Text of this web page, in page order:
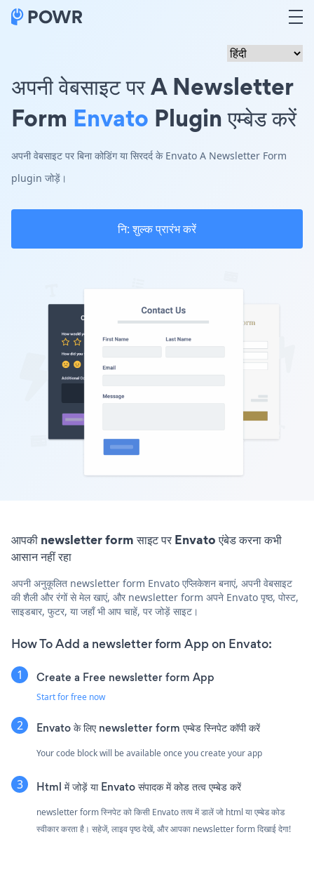
अपनी वेबसाइट पर A Newsletter
Form Envato Plugin एम्बेड करें
अपनी वेबसाइट पर बिना कोडिंग या सिरदर्द के Envato A Newsletter Form
plugin जोड़ें।
नि: शुल्क प्रारंभ करें
आपकी newsletter form साइट पर Envato एंबेड करना कभी
आसान नहीं रहा
अपनी अनुकूलित newsletter form Envato एप्लिकेशन बनाएं, अपनी वेबसाइट
की शैली और रंगों से मेल खाएं, और newsletter form अपने Envato पृष्ठ, पोस्ट,
साइडबार, फुटर, या जहाँ भी आप चाहें, पर जोड़ें साइट।
How To Add a newsletter form App on Envato:
Create a Free newsletter form App
Start for free now
Envato के लिए newsletter form एम्बेड स्निपेट कॉपी करें
Your code block will be available once you create your app
Html में जोड़ें या Envato संपादक में कोड तत्व एम्बेड करें
newsletter form स्निपेट को किसी Envato तत्व में डालें जो html या एम्बेड कोड
स्वीकार करता है। सहेजें, लाइव पृष्ठ देखें, और आपका newsletter form दिखाई देगा!